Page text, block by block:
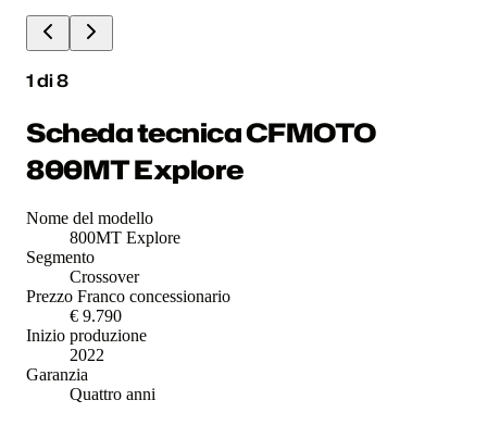
1di8
Scheda tecnica CFMOTO
800MT Explore
Nome del modello
800MT Explore
Segmento
Crossover
Prezzo Franco concessionario
€ 9.790
Inizio produzione
2022
Garanzia
Quattro anni